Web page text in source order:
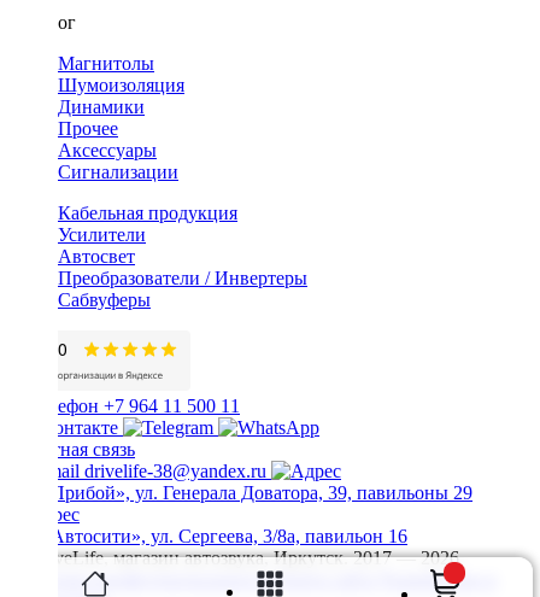
Каталог
Магнитолы
Шумоизоляция
Динамики
Прочее
Аксессуары
Сигнализации
Кабельная продукция
Усилители
Автосвет
Преобразователи / Инвертеры
Сабвуферы
+7 964 11 500 11
Обратная связь
drivelife-38@yandex.ru
ТЦ «Прибой», ул. Генерала Доватора, 39, павильоны 29
ТЦ «Автосити», ул. Сергеева, 3/8а, павильон 16
© DriveLife, магазин автозвука, Иркутск. 2017 — 2026
Политика конфиденциальности Карта сайта
Разработано в